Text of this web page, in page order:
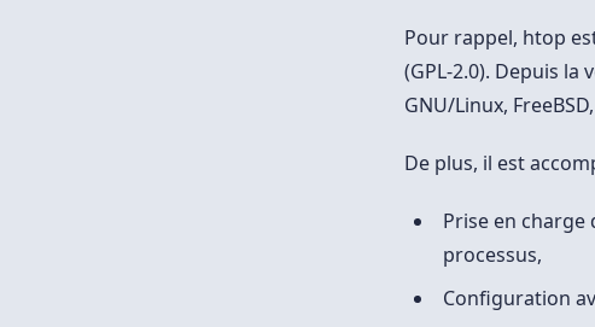
Pour rappel, htop
(GPL-2.0). Depuis
GNU/Linux,
De plus, il est
Prise en charge
processus,
Configuration